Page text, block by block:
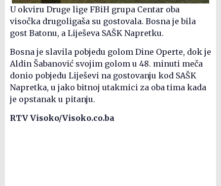
U okviru Druge lige FBiH grupa Centar oba
visočka drugoligaša su gostovala. Bosna je bila
gost Batonu, a Liješeva SAŠK Napretku.
Bosna je slavila pobjedu golom Dine Operte, dok je
Aldin Šabanović svojim golom u 48. minuti meča
donio pobjedu Liješevi na gostovanju kod SAŠK
Napretka, u jako bitnoj utakmici za oba tima kada
je opstanak u pitanju.
RTV Visoko/Visoko.co.ba